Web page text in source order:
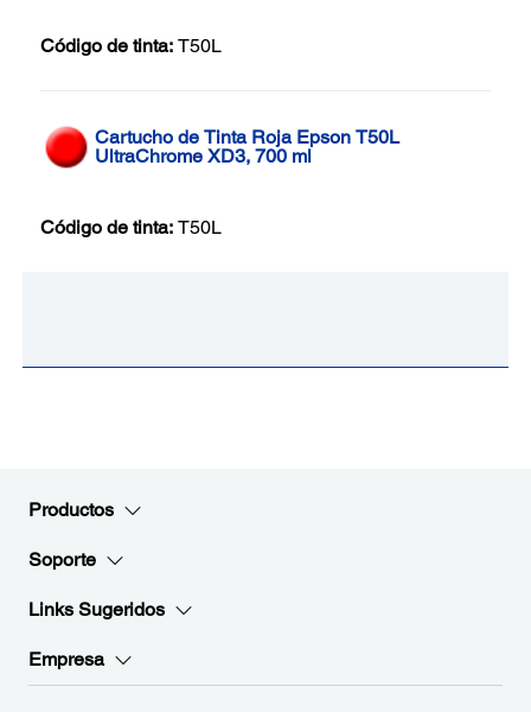
Código de tinta: T50L
Cartucho de Tinta Roja Epson T50L
UltraChrome XD3, 700 ml
Código de tinta: T50L
Productos
Soporte
Links Sugeridos
Empresa